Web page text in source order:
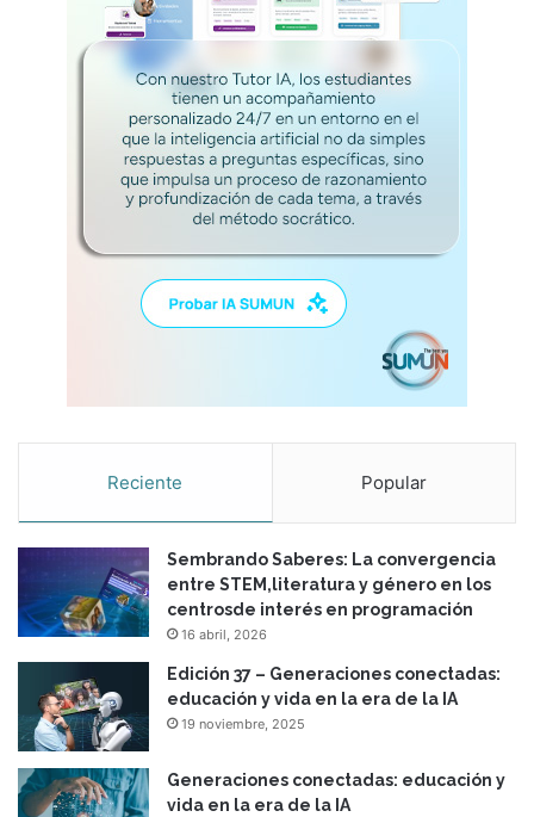
Reciente Popular
Sembrando Saberes: La convergencia
entre STEM,literatura y género en los
centrosde interés en programación
16 abril, 2026
Edición 37 – Generaciones conectadas:
educación y vida en la era de la IA
19 noviembre, 2025
Generaciones conectadas: educación y
vida en la era de la IA